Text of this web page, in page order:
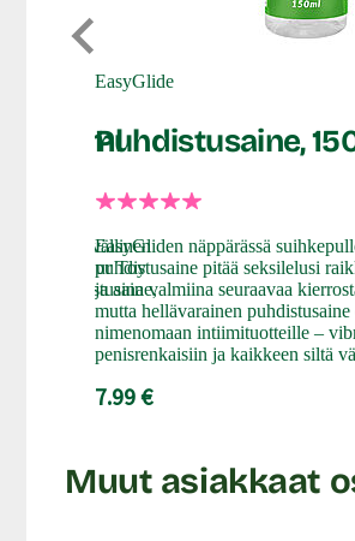
100 ml
ja ihoystävällinen
Pjur Toy
puhdistusaine,
EasyGlide
Puhdistusaine,
EasyGliden näppärässä
puhdistusaine pitää seksilelusi
ja aina valmiina seuraavaa
mutta hellävarainen
nimenomaan intiimituotteille –
penisrenkaisiin ja kaikkeen siltä
7.99 €
Muut asiakkaat